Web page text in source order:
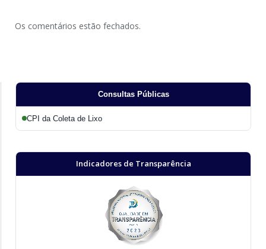
Os comentários estão fechados.
Consultas Públicas
CPI da Coleta de Lixo
Indicadores de Transparência